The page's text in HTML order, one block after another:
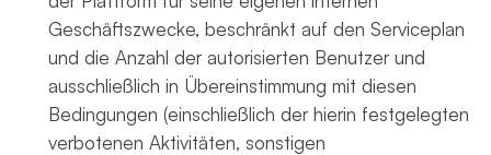
Geschäftszwecke, beschränkt auf den Serviceplan
und die Anzahl der autorisierten Benutzer und
ausschließlich in Übereinstimmung mit diesen
Bedingungen (einschließlich der hierin festgelegten
verbotenen Aktivitäten, sonstigen